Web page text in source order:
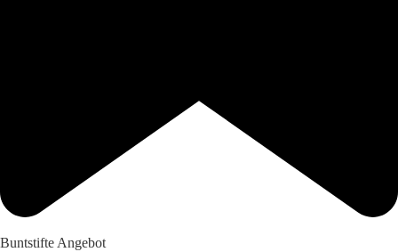
Buntstifte Angebot